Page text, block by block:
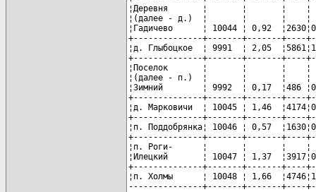
¦Деревня       ¦       ¦       ¦
¦(далее - д.)  ¦       ¦       ¦
¦Гадичево      ¦ 10044 ¦ 0,92
+--------------+-------+-------+----
¦д. Глыбоцкое  ¦ 9991  ¦ 2,05
+--------------+-------+-------+----
¦Поселок       ¦       ¦       ¦
¦(далее - п.)  ¦       ¦       ¦
¦Зимний        ¦ 9992  ¦ 0,17  ¦486
+--------------+-------+-------+----
¦д. Марковичи  ¦ 10045 ¦ 1,46
+--------------+-------+-------+----
¦п. Поддобрянка¦ 10046 ¦ 0,57
+--------------+-------+-------+----
¦п. Роги-      ¦       ¦       ¦
¦Илецкий       ¦ 10047 ¦ 1,37
+--------------+-------+-------+----
¦п. Холмы      ¦ 10048 ¦ 1,66
---------------+-------+-------+----